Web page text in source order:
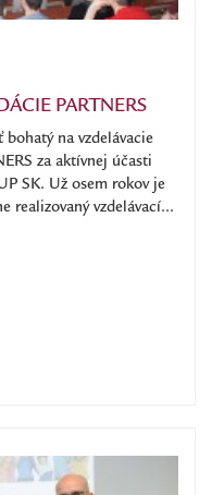
PARTNERS
na vzdelávacie
za aktívnej účasti
SK. Už osem rokov je
realizovaný vzdelávací...